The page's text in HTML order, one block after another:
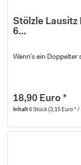
Stölzle Lausitz
6...
Wenn’s ein Doppelter
18,90 Euro *
Inhalt6 Stück(3,15 Euro * /